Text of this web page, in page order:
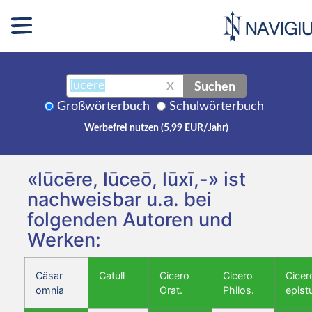
X Suchen
Großwörterbuch Schulwörterbuch
Werbefrei nutzen (5,99 EUR/Jahr)
«lūcēre, lūceō, lūxī,-» ist
nachweisbar u.a. bei
folgenden Autoren und
Werken:
Cäsar
omnia
Catull
Cicero
Orat.
Cicero
Philos.